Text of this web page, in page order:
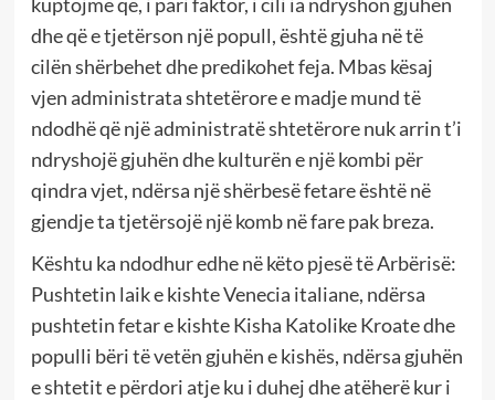
dhe që e tjetërson një popull, është gjuha në të
cilën shërbehet dhe predikohet feja. Mbas kësaj
vjen administrata shtetërore e madje mund të
ndodhë që një administratë shtetërore nuk arrin t’i
ndryshojë gjuhën dhe kulturën e një kombi për
qindra vjet, ndërsa një shërbesë fetare është në
gjendje ta tjetërsojë një komb në fare pak breza.
Kështu ka ndodhur edhe në këto pjesë të Arbërisë:
Pushtetin laik e kishte Venecia italiane, ndërsa
pushtetin fetar e kishte Kisha Katolike Kroate dhe
populli bëri të vetën gjuhën e kishës, ndërsa gjuhën
e shtetit e përdori atje ku i duhej dhe atëherë kur i